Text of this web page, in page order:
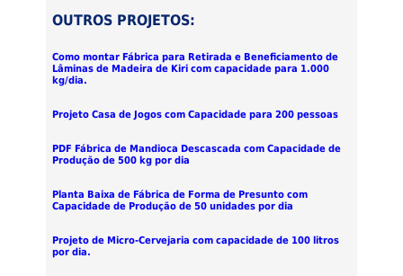
OUTROS PROJETOS:
Como montar Fábrica para Retirada e Beneficiamento de
Lâminas de Madeira de Kiri com capacidade para 1.000
kg/dia.
Projeto Casa de Jogos com Capacidade para 200 pessoas
PDF Fábrica de Mandioca Descascada com Capacidade de
Produção de 500 kg por dia
Planta Baixa de Fábrica de Forma de Presunto com
Capacidade de Produção de 50 unidades por dia
Projeto de Micro-Cervejaria com capacidade de 100 litros
por dia.